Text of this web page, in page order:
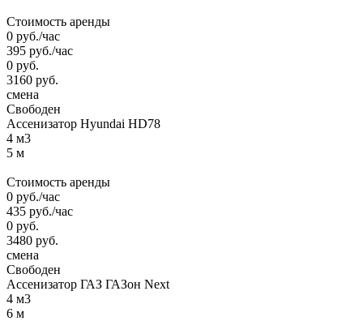
Стоимость аренды
0 руб./час
395 руб./час
0 руб.
3160 руб.
смена
Свободен
Ассенизатор Hyundai HD78
4 м3
5 м
Стоимость аренды
0 руб./час
435 руб./час
0 руб.
3480 руб.
смена
Свободен
Ассенизатор ГАЗ ГАЗон Next
4 м3
6 м